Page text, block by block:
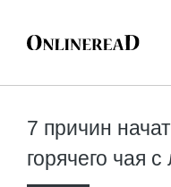
7 причин
горячего чая